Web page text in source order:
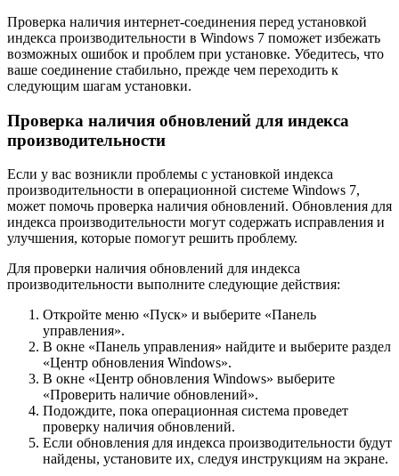
Проверка наличия интернет-соединения перед установкой
индекса производительности в Windows 7 поможет избежать
возможных ошибок и проблем при установке. Убедитесь, что
ваше соединение стабильно, прежде чем переходить к
следующим шагам установки.
Проверка наличия обновлений для индекса
производительности
Если у вас возникли проблемы с установкой индекса
производительности в операционной системе Windows 7,
может помочь проверка наличия обновлений. Обновления для
индекса производительности могут содержать исправления и
улучшения, которые помогут решить проблему.
Для проверки наличия обновлений для индекса
производительности выполните следующие действия:
Откройте меню «Пуск» и выберите «Панель
управления».
В окне «Панель управления» найдите и выберите раздел
«Центр обновления Windows».
В окне «Центр обновления Windows» выберите
«Проверить наличие обновлений».
Подождите, пока операционная система проведет
проверку наличия обновлений.
Если обновления для индекса производительности будут
найдены, установите их, следуя инструкциям на экране.